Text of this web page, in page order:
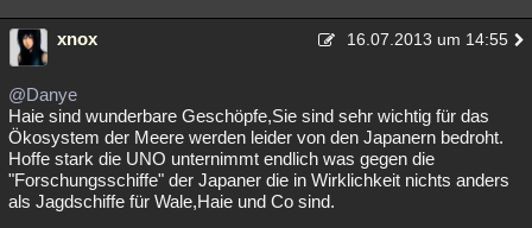
xnox 16.07.2013 um 14:55
@Danye
Haie sind wunderbare Geschöpfe,Sie sind sehr wichtig für das
Ökosystem der Meere werden leider von den Japanern bedroht.
Hoffe stark die UNO unternimmt endlich was gegen die
"Forschungsschiffe" der Japaner die in Wirklichkeit nichts anders
als Jagdschiffe für Wale,Haie und Co sind.